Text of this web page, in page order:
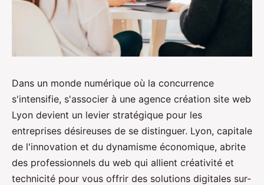
Dans un monde numérique où la concurrence
s'intensifie, s'associer à une agence création site web
Lyon devient un levier stratégique pour les
entreprises désireuses de se distinguer. Lyon, capitale
de l'innovation et du dynamisme économique, abrite
des professionnels du web qui allient créativité et
technicité pour vous offrir des solutions digitales sur-